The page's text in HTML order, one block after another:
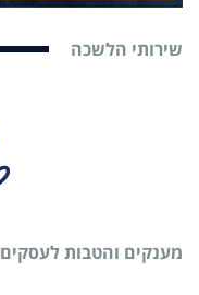
שירותי הלשכה
מענקים והטבות לעסקים